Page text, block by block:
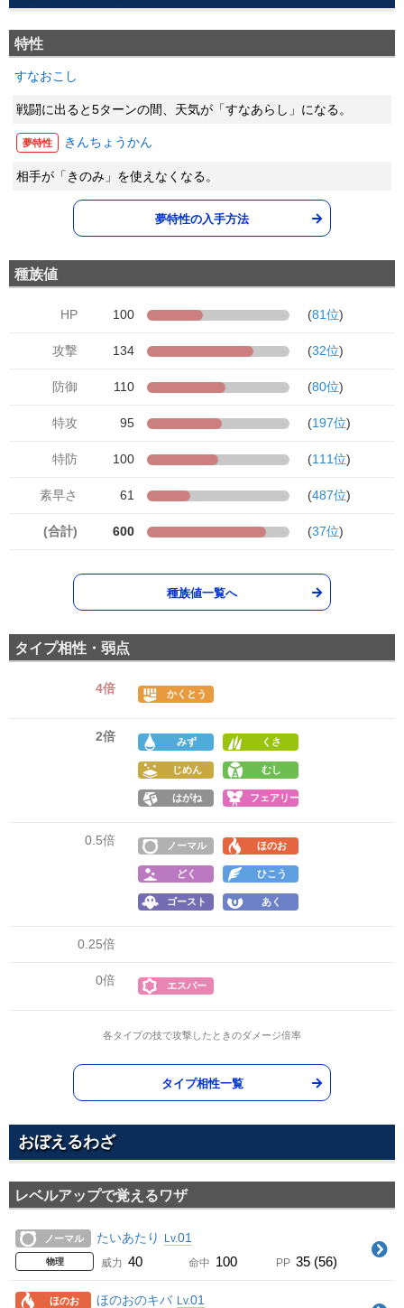
特性
すなおこし
戦闘に出ると5ターンの間、天気が「すなあらし」になる。
夢特性 きんちょうかん
相手が「きのみ」を使えなくなる。
夢特性の入手方法
種族値
HP 100 (81位)
攻撃 134 (32位)
防御 110 (80位)
特攻 95 (197位)
特防 100 (111位)
素早さ 61 (487位)
(合計) 600 (37位)
種族値一覧へ
タイプ相性・弱点
4倍 かくとう
2倍 みず くさ
じめん むし
はがね フェアリー
0.5倍 ノーマル ほのお
どく ひこう
ゴースト あく
0.25倍
0倍 エスパー
各タイプの技で攻撃したときのダメージ倍率
タイプ相性一覧
おぼえるわざ
レベルアップで覚えるワザ
ノーマル たいあたり Lv.01
物理 威力 40 命中 100 PP 35 (56)
ほのお ほのおのキバ Lv.01